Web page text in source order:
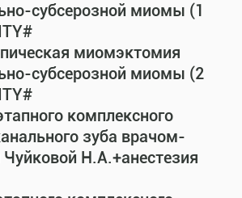
субсерозной миомы (1
миомэктомия
субсерозной миомы (2
комплексного
зуба врачом-
Н.А.+анестезия